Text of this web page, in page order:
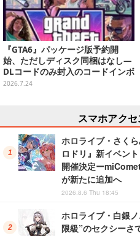
『GTA6』パッケージ版予約開
始、ただしディスク同梱はなし―
DLコードのみ封入のコードインボ
ックス仕様
2026.7.24
スマホアク
ホロライブ・さく
ロドリ』新イベン
開催決定ー
が新たに追加へ
2026.8.6 Thu 18:45
ホロライブ・白銀
限級”のセクシーさ